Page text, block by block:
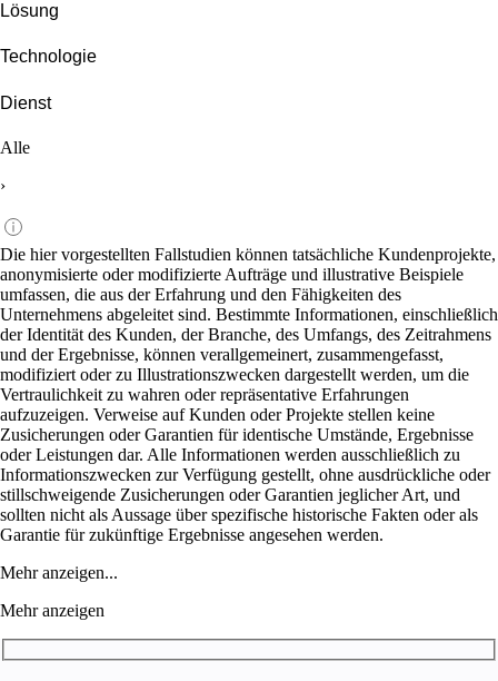
Lösung
Technologie
Dienst
Alle
›
Die hier vorgestellten Fallstudien können tatsächliche Kundenprojekte,
anonymisierte oder modifizierte Aufträge und illustrative Beispiele
umfassen, die aus der Erfahrung und den Fähigkeiten des
Unternehmens abgeleitet sind. Bestimmte Informationen, einschließlich
der Identität des Kunden, der Branche, des Umfangs, des Zeitrahmens
und der Ergebnisse, können verallgemeinert, zusammengefasst,
modifiziert oder zu Illustrationszwecken dargestellt werden, um die
Vertraulichkeit zu wahren oder repräsentative Erfahrungen
aufzuzeigen. Verweise auf Kunden oder Projekte stellen keine
Zusicherungen oder Garantien für identische Umstände, Ergebnisse
oder Leistungen dar. Alle Informationen werden ausschließlich zu
Informationszwecken zur Verfügung gestellt, ohne ausdrückliche oder
stillschweigende Zusicherungen oder Garantien jeglicher Art, und
sollten nicht als Aussage über spezifische historische Fakten oder als
Garantie für zukünftige Ergebnisse angesehen werden.
Mehr anzeigen...
Mehr anzeigen